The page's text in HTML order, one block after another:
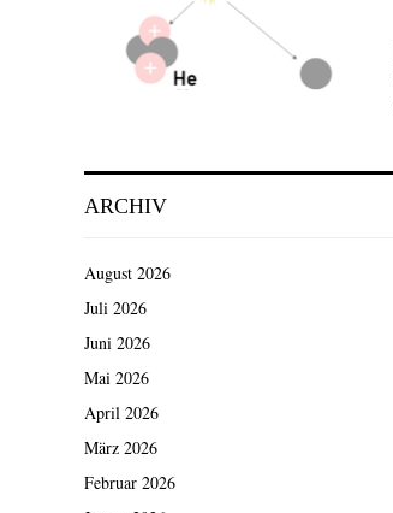
ARCHIV
August 2026
Juli 2026
Juni 2026
Mai 2026
April 2026
März 2026
Februar 2026